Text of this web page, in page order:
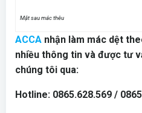
Mặt sau mác thêu
ACCA nhận làm mác dệt
nhiều thông tin và được tư
chúng tôi qua:
Hotline: 0865.628.569 /